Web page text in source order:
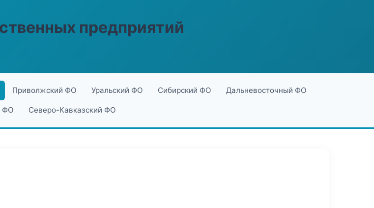
предприятий
Приволжский ФО Уральский ФО Сибирский ФО Дальневосточный ФО
ФО Северо-Кавказский ФО